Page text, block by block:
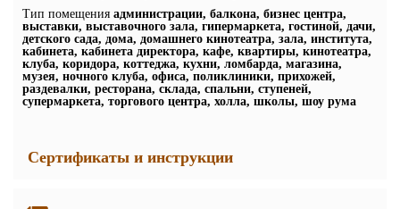
Тип помещения администрации, балкона, бизнес центра,
выставки, выставочного зала, гипермаркета, гостиной, дачи,
детского сада, дома, домашнего кинотеатра, зала, института,
кабинета, кабинета директора, кафе, квартиры, кинотеатра,
клуба, коридора, коттеджа, кухни, ломбарда, магазина,
музея, ночного клуба, офиса, поликлиники, прихожей,
раздевалки, ресторана, склада, спальни, ступеней,
супермаркета, торгового центра, холла, школы, шоу рума
Сертификаты и инструкции